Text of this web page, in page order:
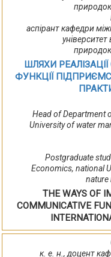
аспірант кафедри
ШЛЯХИ
ФУНКЦІЇ
Head of Department
University of water
Postgraduate
Economics, national
nature
THE WAYS OF
COMMUNICATIVE
к. е. н., доцент